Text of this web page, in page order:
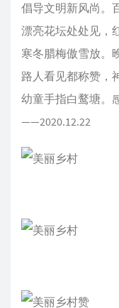
倡导文明新风尚。
漂亮花坛处处见，
寒冬腊梅傲雪放。
路人看见都称赞，
幼童手指白鹜塘。
——2020.12.22